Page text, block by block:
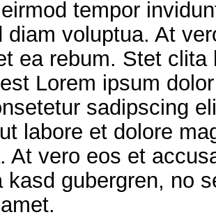
tempor
diam voluptua. At
ea rebum. Stet
Lorem ipsum
sadipscing
labore et dolore
At vero eos et
kasd gubergren, no